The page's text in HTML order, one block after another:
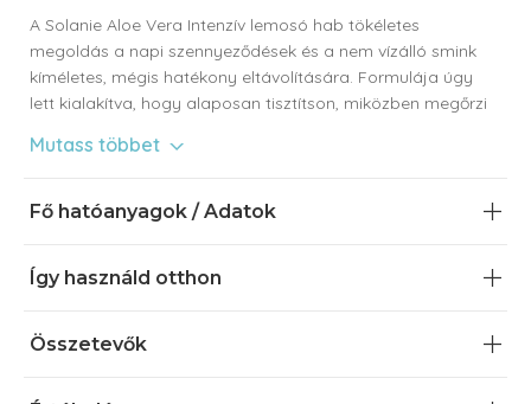
A Solanie Aloe Vera Intenzív lemosó hab tökéletes
megoldás a napi szennyeződések és a nem vízálló smink
kíméletes, mégis hatékony eltávolítására. Formulája úgy
lett kialakítva, hogy alaposan tisztítson, miközben megőrzi
felhasználhatóságának köszönhetően nem csupán az
megállja a helyét. Ideális választás nyaralásokhoz,
Hatékony tisztítás szárító hatás nélkül
miközben óvja a bőr természetes védőrétegét.
Mutass többet
Fő hatóanyagok / Adatok
Így használd otthon
Összetevők